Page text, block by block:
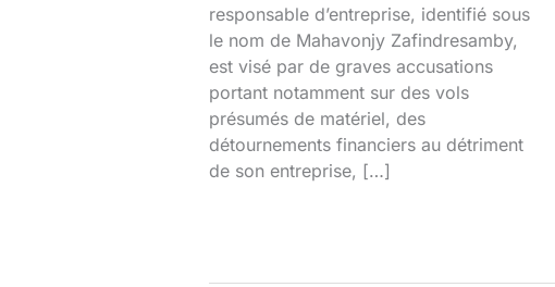
responsable d’entreprise, identifié sous
le nom de Mahavonjy Zafindresamby,
est visé par de graves accusations
portant notamment sur des vols
présumés de matériel, des
détournements financiers au détriment
de son entreprise, […]